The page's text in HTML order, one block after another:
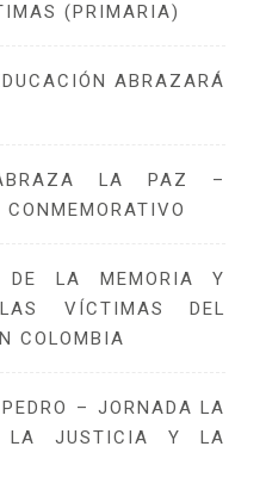
(PRIMARIA)
ABRAZARÁ
LA PAZ –
LA MEMORIA Y
VÍCTIMAS DEL
COLOMBIA
– JORNADA LA
LA JUSTICIA Y LA